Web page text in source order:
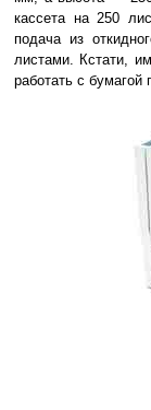
кассета на 250
подача из
листами. Кстати,
работать с